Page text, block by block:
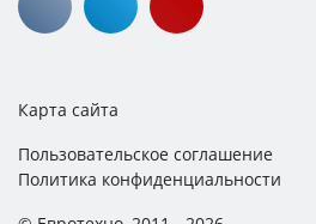
Карта сайта
Пользовательское соглашение
Политика конфиденциальности